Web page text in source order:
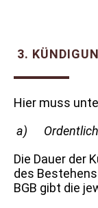
3.
Hier muss
a)
Die Dauer der
des
BGB gibt die